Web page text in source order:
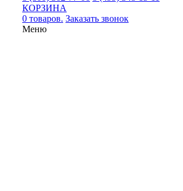
КОРЗИНА
0 товаров. Заказать звонок
Меню